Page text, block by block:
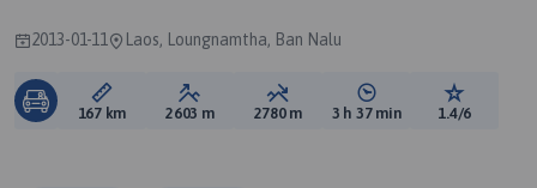
2013-01-11 Laos, Loungnamtha, Ban Nalu
Długość trasy:
167 km Suma przewyższeń:
2603 m Suma spadków:
2780 m Średni czas potrzebny
3 h 37 min Ocena
1.4/6